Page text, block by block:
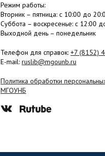
Режим работы:
Вторник – пятница: с 10:00 до
Суббота – воскресенье: c 12:00
Выходной день – понедельник
Телефон для справок: +7 (8152)
E-mail: ruslib@mgounb.ru
Политика обработки
МГОУНБ